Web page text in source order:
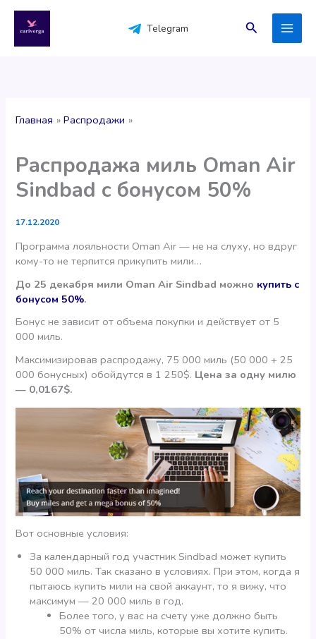
содержимому
Telegram Поиск
Главная Распродажи
Распродажа миль Oman Air
Sindbad с бонусом 50%
17.12.2020
Программа лояльности Oman Air — не на слуху, но вдруг
кому-то не терпится прикупить мили…
До 25 декабря мили Oman Air Sindbad можно купить с
бонусом 50%.
Бонус не зависит от объема покупки и действует от 5
000 миль.
Максимизировав распродажу, 75 000 миль (50 000 + 25
000 бонусных) обойдутся в 1 250$. Цена за одну милю
— 0,0167$.
Вот основные условия:
За календарный год участник Sindbad может купить
50 000 миль. Так сказано в условиях. При этом, когда я
пытаюсь купить мили на свой аккаунт, то я вижу, что
максимум — 20 000 миль в год.
Более того, у вас на счету уже должно быть
50% от числа миль, которые вы хотите купить.